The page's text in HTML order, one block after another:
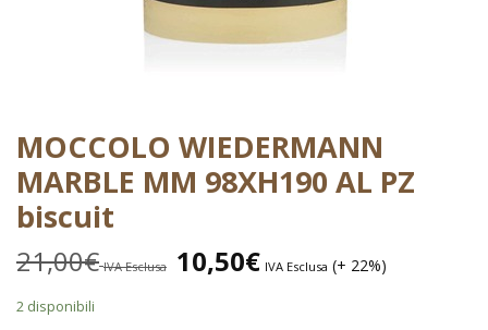
MOCCOLO WIEDERMANN
MARBLE MM 98XH190 AL PZ
biscuit
21,00€ IVA Esclusa 10,50€ IVA Esclusa (+ 22%)
2 disponibili